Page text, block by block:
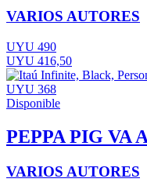
VARIOS AUTORES
UYU 490
UYU 416,50
UYU 368
Disponible
PEPPA PIG VA
VARIOS AUTORES